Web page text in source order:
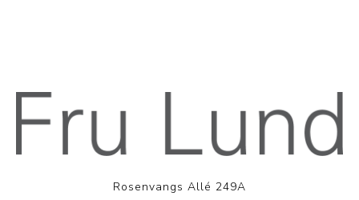
Rosenvangs Allé 249A